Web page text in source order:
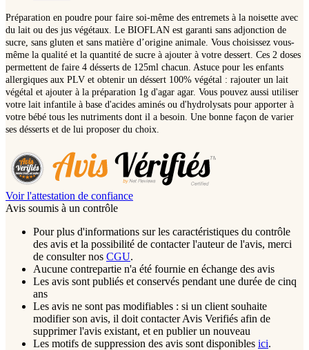
Préparation en poudre pour faire soi-même des entremets à la noisette avec
du lait ou des jus végétaux. Le BIOFLAN est garanti sans adjonction de
sucre, sans gluten et sans matière d’origine animale. Vous choisissez vous-
même la qualité et la quantité de sucre à ajouter à votre dessert. Ces 2 doses
permettent de faire 4 désserts de 125ml chacun. Astuce pour les enfants
allergiques aux PLV et obtenir un déssert 100% végétal : rajouter un lait
végétal et ajouter à la préparation 1g d'agar agar. Vous pouvez aussi utiliser
votre lait infantile à base d'acides aminés ou d'hydrolysats pour apporter à
votre bébé tous les nutriments dont il a besoin. Une bonne façon de varier
ses désserts et de lui proposer du choix.
Voir l'attestation de confiance
Avis soumis à un contrôle
Pour plus d'informations sur les caractéristiques du contrôle
des avis et la possibilité de contacter l'auteur de l'avis, merci
de consulter nos CGU.
Aucune contrepartie n'a été fournie en échange des avis
Les avis sont publiés et conservés pendant une durée de cinq
ans
Les avis ne sont pas modifiables : si un client souhaite
modifier son avis, il doit contacter Avis Verifiés afin de
supprimer l'avis existant, et en publier un nouveau
Les motifs de suppression des avis sont disponibles ici.